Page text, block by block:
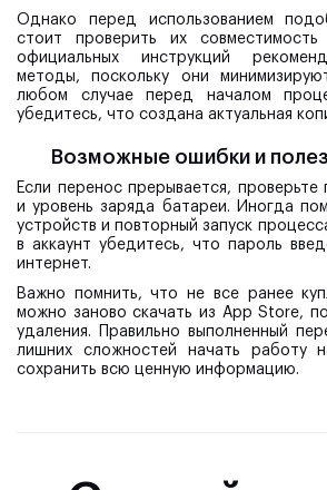
Однако перед использованием
стоит проверить их
официальных инструкций
методы, поскольку они
любом случае перед началом
убедитесь, что создана актуальная
Возможные ошибки и
Если перенос прерывается, проверьте
и уровень заряда батареи. Иногда
устройств и повторный запуск
в аккаунт убедитесь, что пароль
интернет.
Важно помнить, что не все ранее
можно заново скачать из App Store,
удаления. Правильно выполненный
лишних сложностей начать работу
сохранить всю ценную информацию.